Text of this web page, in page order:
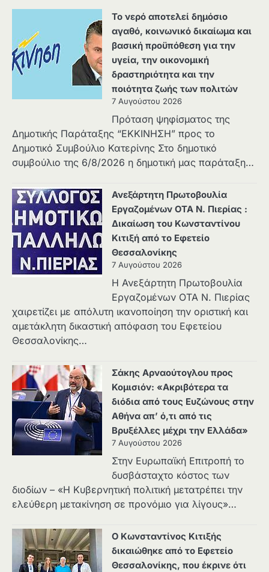
Το νερό αποτελεί δημόσιο
αγαθό, κοινωνικό δικαίωμα και
βασική προϋπόθεση για την
υγεία, την οικονομική
δραστηριότητα και την
ποιότητα ζωής των πολιτών
7 Αυγούστου 2026
Πρόταση ψηφίσματος της
Δημοτικής Παράταξης “ΕΚΚΙΝΗΣΗ” προς το
Δημοτικό Συμβούλιο Κατερίνης Στο δημοτικό
συμβούλιο της 6/8/2026 η δημοτική μας παράταξη…
Ανεξάρτητη Πρωτοβουλία
Εργαζομένων ΟΤΑ Ν. Πιερίας :
Δικαίωση του Κωνσταντίνου
Κιτιξή από το Εφετείο
Θεσσαλονίκης
7 Αυγούστου 2026
Η Ανεξάρτητη Πρωτοβουλία
Εργαζομένων ΟΤΑ Ν. Πιερίας
χαιρετίζει με απόλυτη ικανοποίηση την οριστική και
αμετάκλητη δικαστική απόφαση του Εφετείου
Θεσσαλονίκης…
Σάκης Αρναούτογλου προς
Κομισιόν: «Ακριβότερα τα
διόδια από τους Ευζώνους στην
Αθήνα απ’ ό,τι από τις
Βρυξέλλες μέχρι την Ελλάδα»
7 Αυγούστου 2026
Στην Ευρωπαϊκή Επιτροπή το
δυσβάσταχτο κόστος των
διοδίων – «Η Κυβερνητική πολιτική μετατρέπει την
ελεύθερη μετακίνηση σε προνόμιο για λίγους»…
Ο Κωνσταντίνος Κιτιξής
δικαιώθηκε από το Εφετείο
Θεσσαλονίκης, που έκρινε ότι